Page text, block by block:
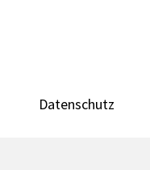
Datenschutz